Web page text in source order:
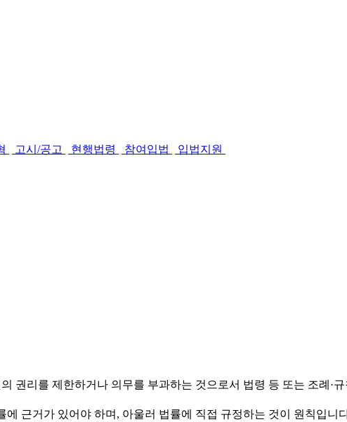
고시/공고 현행법령 참여입법
입법지원
권리를 제한하거나 의무를 부과하는 것으로서 법령 등 또는 조례·
근거가 있어야 하며, 아울러 법률에 직접 규정하는 것이 원칙입니